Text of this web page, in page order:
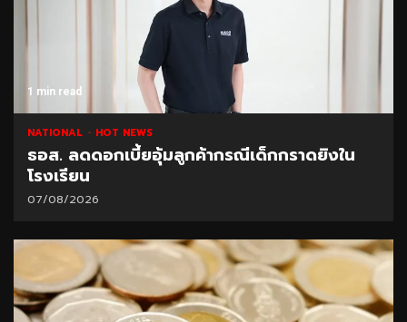
1 min read
NATIONAL HOT NEWS
ธอส. ลดดอกเบี้ยอุ้มลูกค้ากรณีเด็กกราดยิงใน
โรงเรียน
07/08/2026